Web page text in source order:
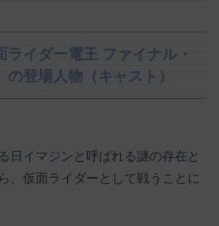
ライダー電王 ファイナル・
の登場人物（キャスト）
日イマジンと呼ばれる謎の存在と
、仮面ライダーとして戦うことに